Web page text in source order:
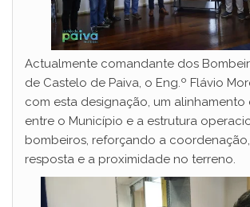
Actualmente comandante dos
de Castelo de Paiva, o Eng.º Flávio
com esta designação, um alinhamento
entre o Município e a estrutura
bombeiros, reforçando a
resposta e a proximidade no terreno.